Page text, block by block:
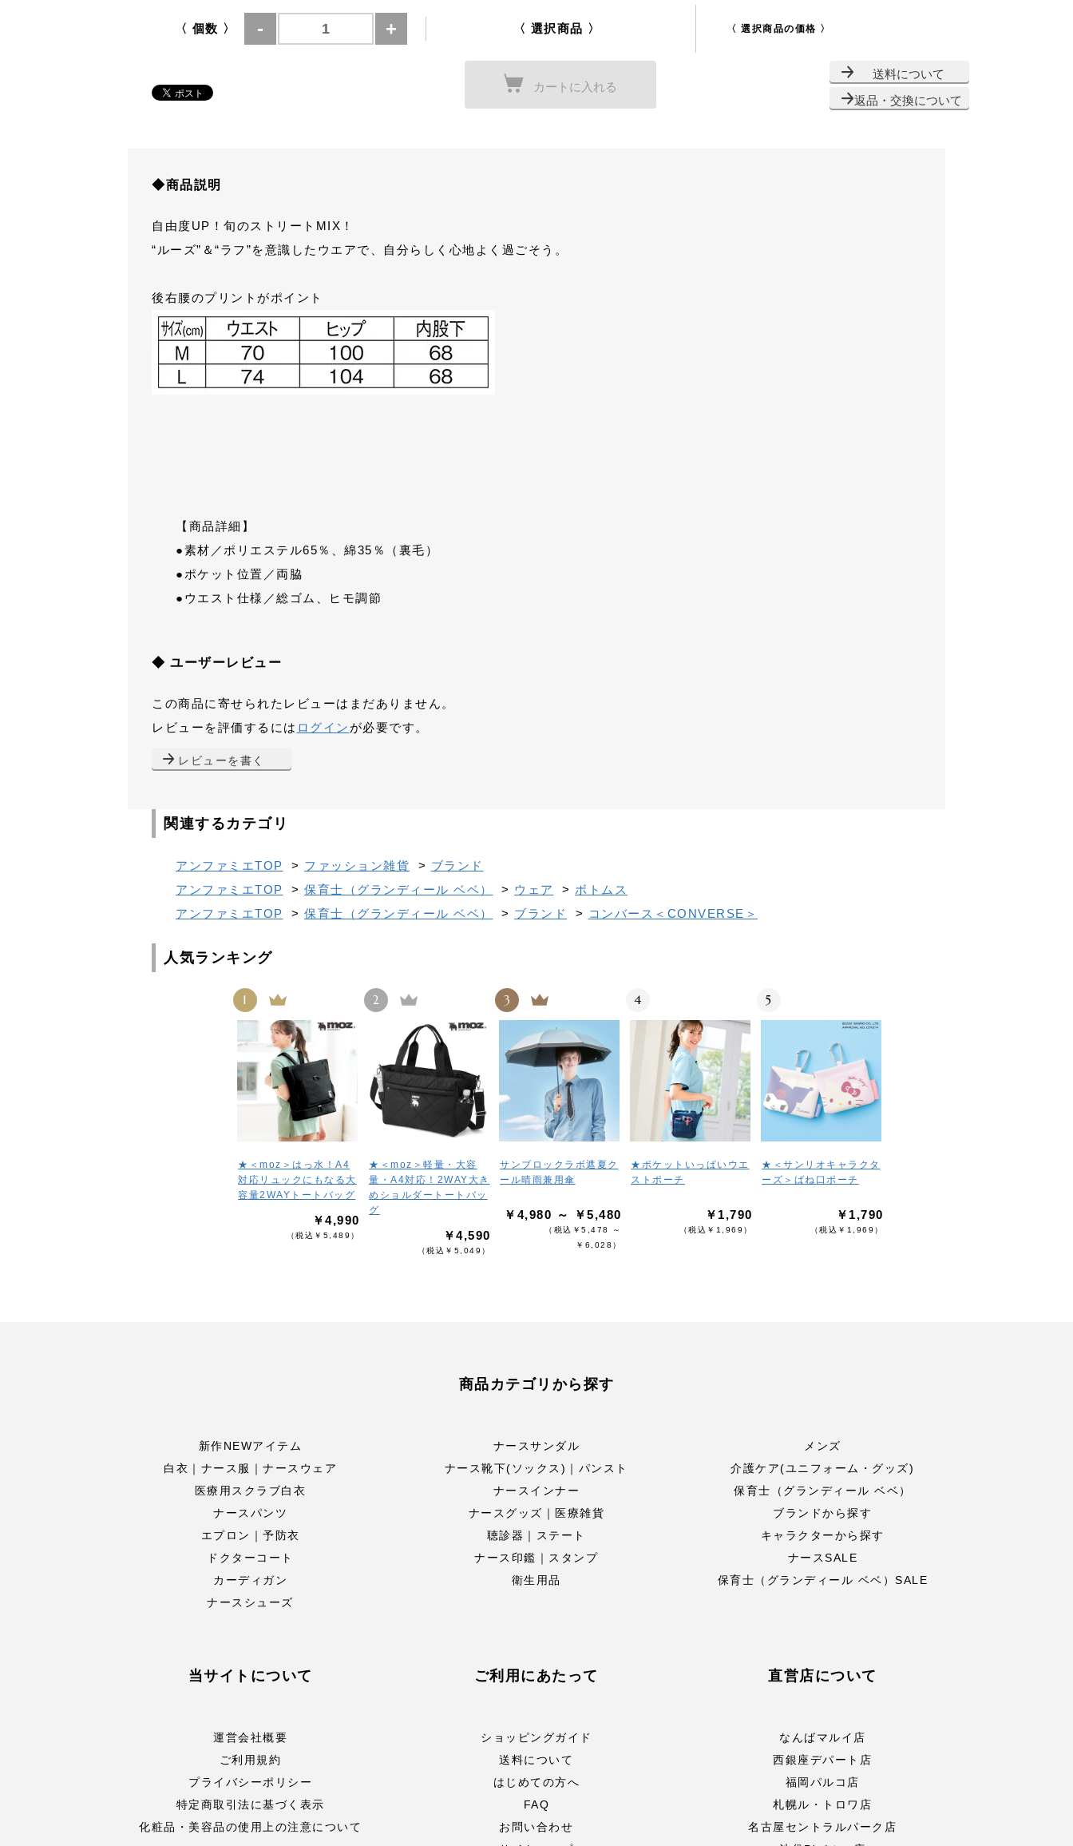
〈 個数 〉 〈 選択商品 〉 〈 選択商品の価格 〉
カートに入れる
送料について
返品・交換について
◆商品説明
自由度UP！旬のストリートMIX！
“ルーズ”＆“ラフ”を意識したウエアで、自分らしく心地よく過ごそう。
後右腰のプリントがポイント
【商品詳細】
●素材／ポリエステル65％、綿35％（裏毛）
●ポケット位置／両脇
●ウエスト仕様／総ゴム、ヒモ調節
◆ ユーザーレビュー
この商品に寄せられたレビューはまだありません。
レビューを評価するには ログイン が必要です。
レビューを書く
関連するカテゴリ
アンファミエTOP > ファッション雑貨 > ブランド
アンファミエTOP
> 保育士（グランディール ベベ） > ウェア > ボトムス
アンファミエTOP
> 保育士（グランディール ベベ） > ブランド > コンバース＜CONVERSE＞
人気ランキング
1
★＜moz＞はっ水！A4
対応リュックにもなる大
容量2WAYトートバッグ
￥4,990
（税込￥5,489）
2
★＜moz＞軽量・大容
量・A4対応！2WAY大き
めショルダートートバッ
グ
￥4,590
（税込￥5,049）
3
サンブロックラボ遮夏ク
ール晴雨兼用傘
￥4,980 ～ ￥5,480
（税込￥5,478 ～
￥6,028）
4
★ポケットいっぱいウエ
ストポーチ
￥1,790
（税込￥1,969）
5
★＜サンリオキャラクタ
ーズ＞ばね口ポーチ
￥1,790
（税込￥1,969）
商品カテゴリから探す
新作NEWアイテム
白衣｜ナース服｜ナースウェア
医療用スクラブ白衣
ナースパンツ
エプロン｜予防衣
ドクターコート
カーディガン
ナースシューズ
ナースサンダル
ナース靴下(ソックス)｜パンスト
ナースインナー
ナースグッズ｜医療雑貨
聴診器｜ステート
ナース印鑑｜スタンプ
衛生用品
メンズ
介護ケア(ユニフォーム・グッズ)
保育士（グランディール ベベ）
ブランドから探す
キャラクターから探す
ナースSALE
保育士（グランディール ベベ）SALE
当サイトについて
運営会社概要
ご利用規約
プライバシーポリシー
特定商取引法に基づく表示
化粧品・美容品の使用上の注意について
ご利用にあたって
ショッピングガイド
送料について
はじめての方へ
FAQ
お問い合わせ
直営店について
なんばマルイ店
西銀座デパート店
福岡パルコ店
札幌ル・トロワ店
名古屋セントラルパーク店